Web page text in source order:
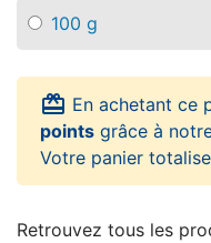
100 g
card_giftcard En achetant ce
points grâce à
Votre panier
Retrouvez tous les